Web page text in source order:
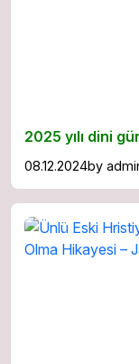
2025 yılı dini
08.12.2024by